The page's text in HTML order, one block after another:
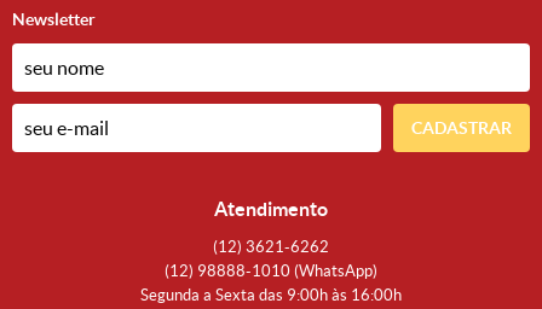
Newsletter
CADASTRAR
Atendimento
(12) 3621-6262
(12) 98888-1010 (WhatsApp)
Segunda a Sexta das 9:00h às 16:00h